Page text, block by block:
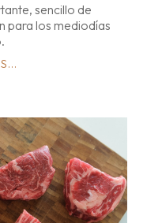
sencillo de
para los mediodías